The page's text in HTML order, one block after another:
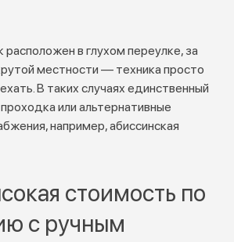
расположен в глухом переулке, за
местности — техника просто
В таких случаях единственный
или альтернативные
например, абиссинская
стоимость по
с ручным